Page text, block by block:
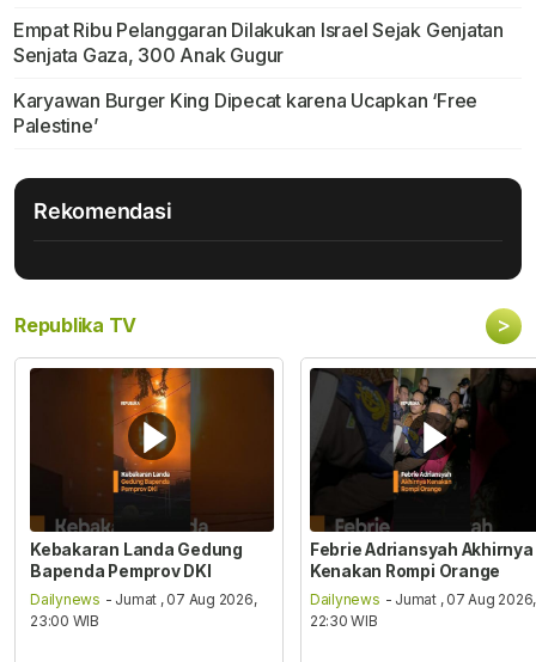
Empat Ribu Pelanggaran Dilakukan Israel Sejak Genjatan
Senjata Gaza, 300 Anak Gugur
Karyawan Burger King Dipecat karena Ucapkan ‘Free
Palestine’
Rekomendasi
Republika TV >
Kebakaran Landa Gedung
Bapenda Pemprov DKI
Dailynews - Jumat , 07 Aug 2026,
23:00 WIB
Febrie Adriansyah Akhirnya
Kenakan Rompi Orange
Dailynews - Jumat , 07 Aug 2026,
22:30 WIB